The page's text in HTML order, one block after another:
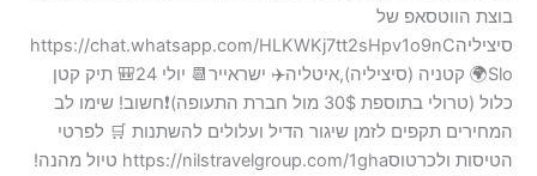
בוצת הווטסאפ של
סיציליהhttps://chat.whatsapp.com/HLKWKj7tt2sHpv1o9nC
Slo🌍 קטניה (סיציליה),איטליה✈️ ישראייר📆 יולי 24🎒 תיק קטן
כלול (טרולי בתוספת 30$ מול חברת התעופה)❗️חשוב! שימו לב
המחירים תקפים לזמן שיגור הדיל ועלולים להשתנות 🛒 לפרטי
הטיסות ולכרטוסhttps://nilstravelgroup.com/1gha טיול מהנה!